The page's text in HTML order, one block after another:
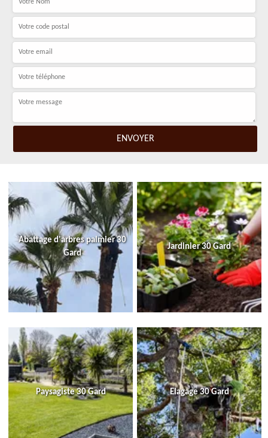
Abattage d'arbres palmier 30
Gard
Jardinier 30 Gard
Paysagiste 30 Gard Elagage 30 Gard